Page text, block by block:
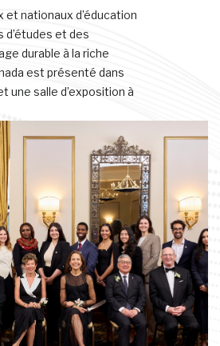
nationaux d’éducation
d’études et des
durable à la riche
est présenté dans
une salle d’exposition à